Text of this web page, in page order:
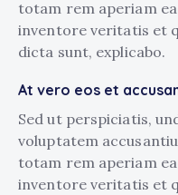
totam rem aperiam
inventore veritatis et
dicta sunt, explicabo.
At vero eos et
Sed ut perspiciatis,
voluptatem
totam rem aperiam
inventore veritatis et